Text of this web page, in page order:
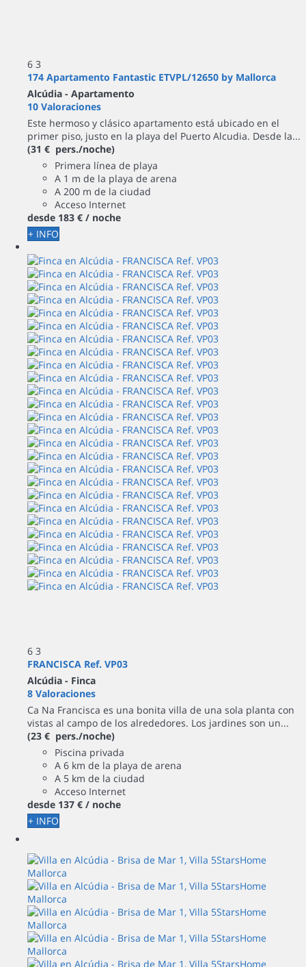
6 3
174 Apartamento Fantastic ETVPL/12650 by Mallorca
Alcúdia - Apartamento
10 Valoraciones
Este hermoso y clásico apartamento está ubicado en el
primer piso, justo en la playa del Puerto Alcudia. Desde la...
(31 € pers./noche)
Primera línea de playa
A 1 m de la playa de arena
A 200 m de la ciudad
Acceso Internet
desde 183 € / noche
+ INFO
6 3
FRANCISCA Ref. VP03
Alcúdia - Finca
8 Valoraciones
Ca Na Francisca es una bonita villa de una sola planta con
vistas al campo de los alrededores. Los jardines son un...
(23 € pers./noche)
Piscina privada
A 6 km de la playa de arena
A 5 km de la ciudad
Acceso Internet
desde 137 € / noche
+ INFO